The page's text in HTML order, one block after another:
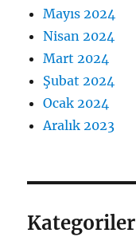
Mayıs 2024
Nisan 2024
Mart 2024
Şubat 2024
Ocak 2024
Aralık 2023
Kategoriler